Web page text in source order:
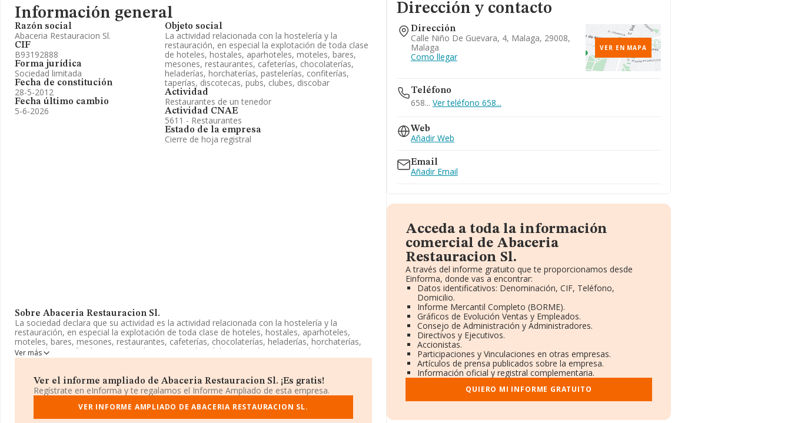
Información general
Razón social
Abaceria Restauracion Sl.
CIF
B93192888
Forma jurídica
Sociedad limitada
Fecha de constitución
28-5-2012
Fecha último cambio
5-6-2026
Objeto social
La actividad relacionada con la hostelería y la
restauración, en especial la explotación de toda clase
de hoteles, hostales, aparhoteles, moteles, bares,
mesones, restaurantes, cafeterías, chocolaterías,
heladerías, horchaterías, pastelerías, confiterías,
taperías, discotecas, pubs, clubes, discobar
Actividad
Restaurantes de un tenedor
Actividad CNAE
5611 - Restaurantes
Estado de la empresa
Cierre de hoja registral
Sobre Abaceria Restauracion Sl.
La sociedad declara que su actividad es la actividad relacionada con la hostelería y la
restauración, en especial la explotación de toda clase de hoteles, hostales, aparhoteles,
moteles, bares, mesones, restaurantes, cafeterías, chocolaterías, heladerías, horchaterías,
pastelerías, confiterías, taperías, discotecas, pubs, clubes, discobar. La sociedad está inscrita
en el Registro Mercantil como Sociedad Limitada. Clasifica su actividad CNAE como
La empresaAbaceria Restauración S.L, con NIF B93192888, está situada en Calle Niño De
Guevara núm. 4, (29008), Málaga, Andalucía.
En relación con el sector y disponiendo de los datos de hasta 142.938 empresas, a nivel
Ver más
Ver el informe ampliado de Abaceria Restauracion Sl. ¡Es gratis!
Regístrate en eInforma y te regalamos el Informe Ampliado de esta empresa.
VER INFORME AMPLIADO DE ABACERIA RESTAURACION SL.
Dirección y contacto
Dirección
Calle Niño De Guevara, 4, Malaga, 29008,
Malaga
Como llegar
VER EN MAPA
Teléfono
658... Ver teléfono 658...
Web
Añadir Web
Email
Añadir Email
Acceda a toda la información
comercial de Abaceria
Restauracion Sl.
A través del informe gratuito que te proporcionamos desde
Einforma, donde vas a encontrar:
Datos identificativos: Denominación, CIF, Teléfono,
Domicilio.
Informe Mercantil Completo (BORME).
Gráficos de Evolución Ventas y Empleados.
Consejo de Administración y Administradores.
Directivos y Ejecutivos.
Accionistas.
Participaciones y Vinculaciones en otras empresas.
Artículos de prensa publicados sobre la empresa.
Información oficial y registral complementaria.
QUIERO MI INFORME GRATUITO